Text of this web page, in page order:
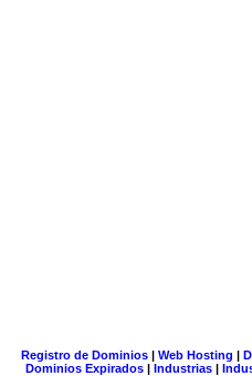
Registro de Dominios| Web Hosting |
Dominios Expirados | Industrias |